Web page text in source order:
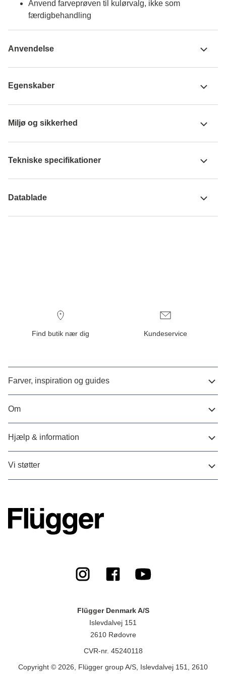
Anvend farveprøven til kulørvalg, ikke som
færdigbehandling
Anvendelse
Egenskaber
Miljø og sikkerhed
Tekniske specifikationer
Datablade
Find butik nær dig Kundeservice
Farver, inspiration og guides
Om
Hjælp & information
Vi støtter
Flügger Denmark A/S
Islevdalvej 151
2610 Rødovre
CVR-nr. 45240118
Copyright © 2026, Flügger group A/S, Islevdalvej 151, 2610